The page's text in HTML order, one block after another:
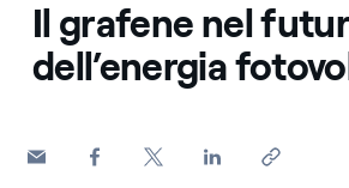
Il grafene nel
dell’energia